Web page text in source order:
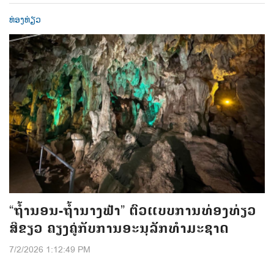
ທ່ອງທ່ຽວ
“ຖໍ້ານອນ-ຖໍ້ານາງຟ້າ” ຕົວແບບການທ່ອງທ່ຽວ
ສີຂຽວ ຄຽງຄູ່ກັບການອະນຸລັກທຳມະຊາດ
7/2/2026 1:12:49 PM